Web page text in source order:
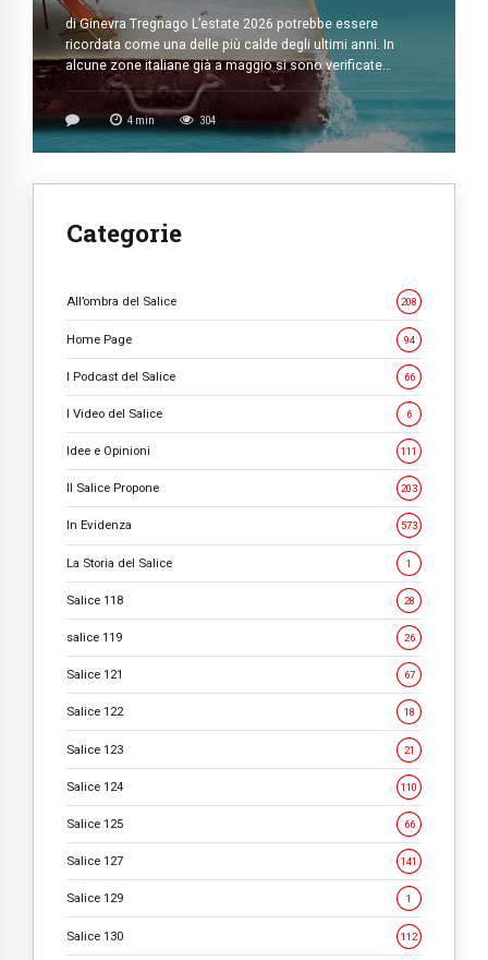
di Ginevra Tregnago L’estate 2026 potrebbe essere
ricordata come una delle più calde degli ultimi anni. In
alcune zone italiane già a maggio si sono verificate
temperature record di 35-37°C sul lago di Como e in
alcune aree lombarde. Già a maggio molte città italiane
hanno superato temperature anomale, con notti tropicali
e ondate di […]
4 min 304
Categorie
All’ombra del Salice 208
Home Page 94
I Podcast del Salice 66
I Video del Salice 6
Idee e Opinioni 111
Il Salice Propone 203
In Evidenza 573
La Storia del Salice 1
Salice 118 28
salice 119 26
Salice 121 67
Salice 122 18
Salice 123 21
Salice 124 110
Salice 125 66
Salice 127 141
Salice 129 1
Salice 130 112